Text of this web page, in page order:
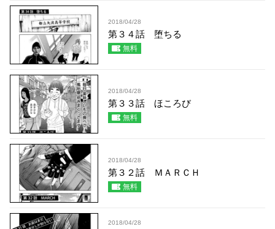
2018/04/28
第３４話 堕ちる
無料
2018/04/28
第３３話 ほころび
無料
2018/04/28
第３２話 ＭＡＲＣＨ
無料
2018/04/28